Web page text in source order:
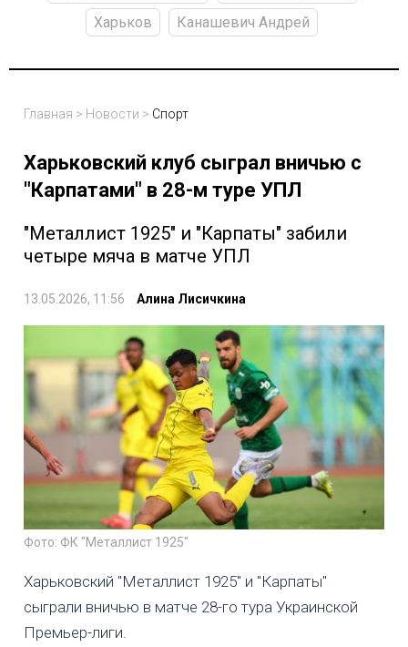
Харьков
Канашевич Андрей
Главная > Новости > Спорт
Харьковский клуб сыграл вничью с
"Карпатами" в 28-м туре УПЛ
"Металлист 1925" и "Карпаты" забили
четыре мяча в матче УПЛ
13.05.2026, 11:56 Алина Лисичкина
Фото: ФК "Металлист 1925"
Харьковский "Металлист 1925" и "Карпаты"
сыграли вничью в матче 28-го тура Украинской
Премьер-лиги.